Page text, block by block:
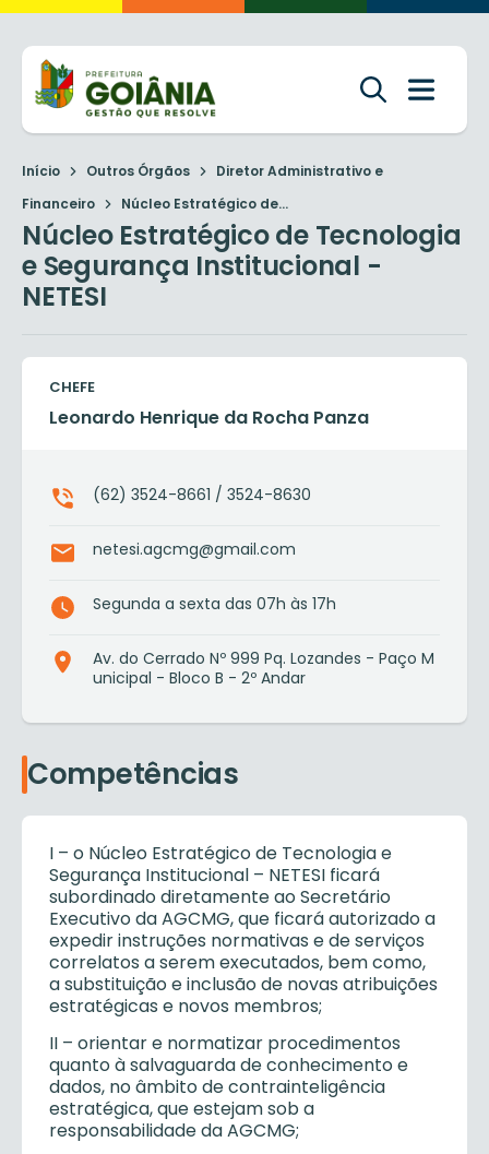
Início Outros Órgãos
Diretor Administrativo e
Financeiro
Núcleo Estratégico de...
Núcleo Estratégico de Tecnologia
e Segurança Institucional -
NETESI
CHEFE
Leonardo Henrique da Rocha Panza
(62) 3524-8661 / 3524-8630
netesi.agcmg@gmail.com
Segunda a sexta das 07h às 17h
Av. do Cerrado Nº 999 Pq. Lozandes - Paço M
unicipal - Bloco B - 2º Andar
Competências
I – o Núcleo Estratégico de Tecnologia e
Segurança Institucional – NETESI ficará
subordinado diretamente ao Secretário
Executivo da AGCMG, que ficará autorizado a
expedir instruções normativas e de serviços
correlatos a serem executados, bem como,
a substituição e inclusão de novas atribuições
estratégicas e novos membros;
II – orientar e normatizar procedimentos
quanto à salvaguarda de conhecimento e
dados, no âmbito de contrainteligência
estratégica, que estejam sob a
responsabilidade da AGCMG;